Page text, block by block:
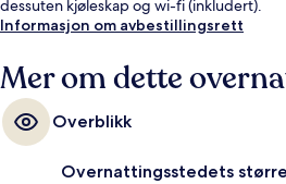
dessuten kjøleskap og wi-fi (inkludert).
Informasjon om avbestillingsrett
Mer om dette
Overblikk
Overnattingsstedets